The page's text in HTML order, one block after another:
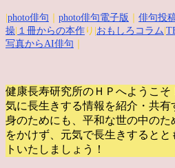
photo俳句 photo俳句電子版 俳句投
操 １冊からの本作 り| おもしろコラム
写真からAI俳句
健康長寿研究所のＨＰへようこ
気に長生きする情報を紹介・共有
身のためにも、平和な世の中の
をかけず、元気で長生きすると
トいたしましょう！